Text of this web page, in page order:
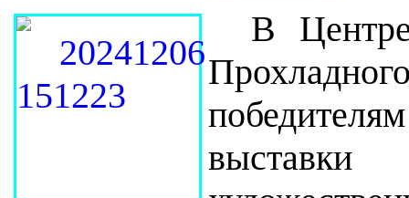
В Центре